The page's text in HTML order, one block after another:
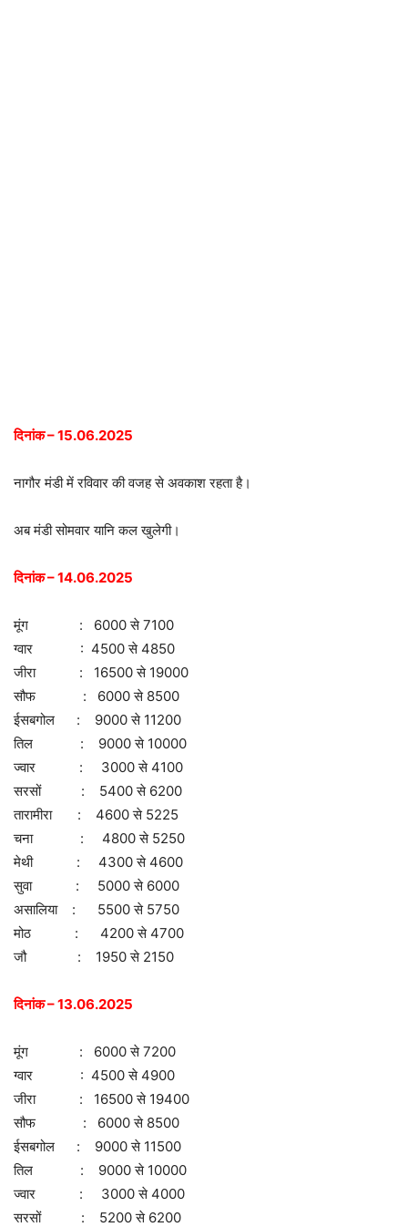
दिनांक – 15.06.2025
नागौर मंडी में रविवार की वजह से अवकाश रहता है।
अब मंडी सोमवार यानि कल खुलेगी।
दिनांक – 14.06.2025
मूंग : 6000 से 7100
ग्वार : 4500 से 4850
जीरा : 16500 से 19000
सौफ : 6000 से 8500
ईसबगोल : 9000 से 11200
तिल : 9000 से 10000
ज्वार : 3000 से 4100
सरसों : 5400 से 6200
तारामीरा : 4600 से 5225
चना : 4800 से 5250
मेथी : 4300 से 4600
सुवा : 5000 से 6000
असालिया : 5500 से 5750
मोठ : 4200 से 4700
जौ : 1950 से 2150
दिनांक – 13.06.2025
मूंग : 6000 से 7200
ग्वार : 4500 से 4900
जीरा : 16500 से 19400
सौफ : 6000 से 8500
ईसबगोल : 9000 से 11500
तिल : 9000 से 10000
ज्वार : 3000 से 4000
सरसों : 5200 से 6200